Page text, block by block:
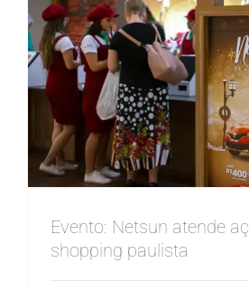
Evento: Netsun atende
shopping paulista